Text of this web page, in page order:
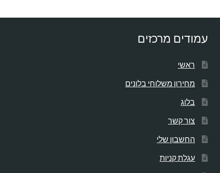
עמודים מרכזים
ראשי
מחירון משלוחי בלונים
בלוג
צור קשר
החשבון שלי
עגלת קניות